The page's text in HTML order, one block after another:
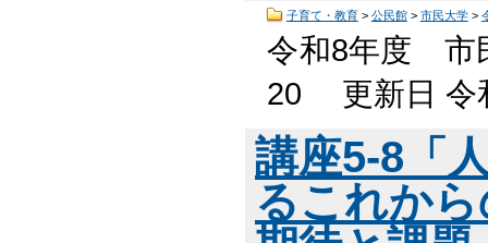
子育て・教育> 公民館> 市民大学>
令和8年度 市
20 更新日 令
講座5-8「
るこれか